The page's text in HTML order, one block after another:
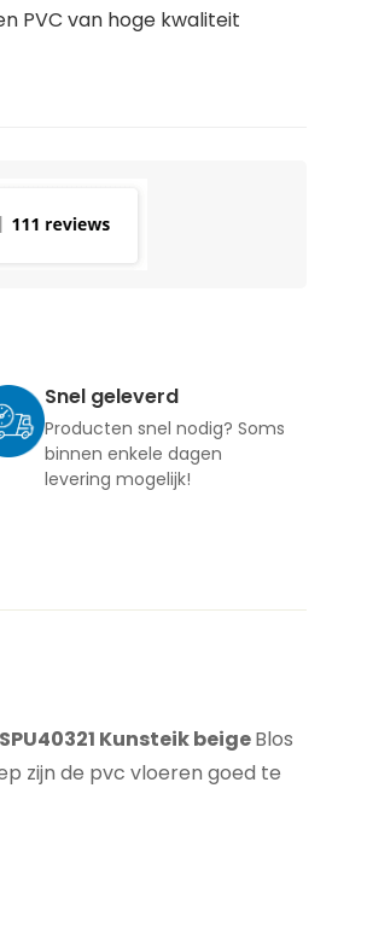
PVC van hoge kwaliteit
Snel geleverd
Producten snel nodig? Soms
binnen enkele dagen
levering mogelijk!
Kunsteik beigeBlos
zijn de pvc vloeren goed te